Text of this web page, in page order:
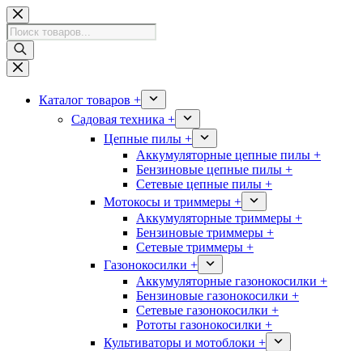
Перейти
к
сути
Поиск
товаров
Каталог товаров +
Садовая техника +
Цепные пилы +
Аккумуляторные цепные пилы +
Бензиновые цепные пилы +
Сетевые цепные пилы +
Мотокосы и триммеры +
Аккумуляторные триммеры +
Бензиновые триммеры +
Сетевые триммеры +
Газонокосилки +
Аккумуляторные газонокосилки +
Бензиновые газонокосилки +
Сетевые газонокосилки +
Рототы газонокосилки +
Культиваторы и мотоблоки +